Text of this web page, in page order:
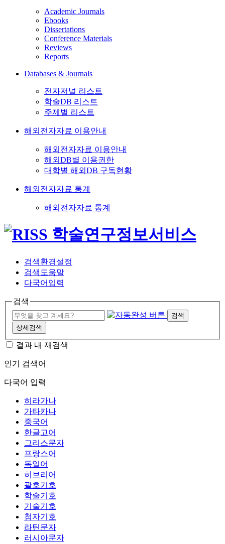
Academic Journals
Ebooks
Dissertations
Conference Materials
Reviews
Reports
Databases & Journals
전자저널 리스트
학술DB 리스트
주제별 리스트
해외전자자료 이용안내
해외전자자료 이용안내
해외DB별 이용권한
대학별 해외DB 구독현황
해외전자자료 통계
해외전자자료 통계
검색환경설정
검색도움말
다국어입력
검색
검색
상세검색
결과 내 재검색
인기 검색어
다국어 입력
히라가나
가타카나
중국어
한글고어
그리스문자
프랑스어
독일어
히브리어
괄호기호
학술기호
기술기호
첨자기호
라틴문자
러시아문자